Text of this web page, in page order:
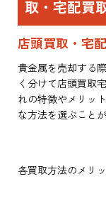
取・宅配買
店頭買取・宅
貴金属を売却する
く分けて店頭買取
れの特徴やメリッ
な方法を選ぶこと
各買取方法のメリ